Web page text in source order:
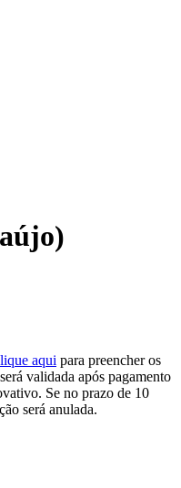
aqui para preencher os
validada após pagamento
Se no prazo de 10
será anulada.